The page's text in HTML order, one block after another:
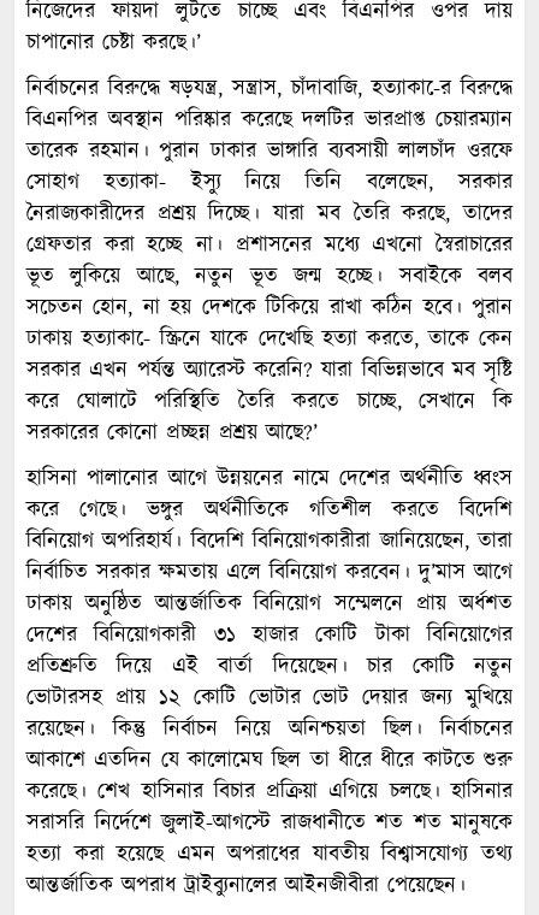
নিজেদের ফায়দা লুটতে চাচ্ছে এবং বিএনপির ওপর দায়
চাপানোর চেষ্টা করছে।’
নির্বাচনের বিরুদ্ধে ষড়যন্ত্র, সন্ত্রাস, চাঁদাবাজি, হত্যাকা-ের বিরুদ্ধে
বিএনপির অবস্থান পরিষ্কার করেছে দলটির ভারপ্রাপ্ত চেয়ারম্যান
তারেক রহমান। পুরান ঢাকার ভাঙ্গারি ব্যবসায়ী লালচাঁদ ওরফে
সোহাগ হত্যাকা- ইস্যু নিয়ে তিনি বলেছেন, সরকার
নৈরাজ্যকারীদের প্রশ্রয় দিচ্ছে। যারা মব তৈরি করছে, তাদের
গ্রেফতার করা হচ্ছে না। প্রশাসনের মধ্যে এখনো স্বৈরাচারের
ভূত লুকিয়ে আছে, নতুন ভূত জন্ম হচ্ছে। সবাইকে বলব
সচেতন হোন, না হয় দেশকে টিকিয়ে রাখা কঠিন হবে। পুরান
ঢাকায় হত্যাকা-ে স্ক্রিনে যাকে দেখেছি হত্যা করতে, তাকে কেন
সরকার এখন পর্যন্ত অ্যারেস্ট করেনি? যারা বিভিন্নভাবে মব সৃষ্টি
করে ঘোলাটে পরিস্থিতি তৈরি করতে চাচ্ছে, সেখানে কি
সরকারের কোনো প্রচ্ছন্ন প্রশ্রয় আছে?’
হাসিনা পালানোর আগে উন্নয়নের নামে দেশের অর্থনীতি ধ্বংস
করে গেছে। ভঙ্গুর অর্থনীতিকে গতিশীল করতে বিদেশি
বিনিয়োগ অপরিহার্য। বিদেশি বিনিয়োগকারীরা জানিয়েছেন, তারা
নির্বাচিত সরকার ক্ষমতায় এলে বিনিয়োগ করবেন। দু’মাস আগে
ঢাকায় অনুষ্ঠিত আন্তর্জাতিক বিনিয়োগ সম্মেলনে প্রায় অর্ধশত
দেশের বিনিয়োগকারী ৩১ হাজার কোটি টাকা বিনিয়োগের
প্রতিশ্রুতি দিয়ে এই বার্তা দিয়েছেন। চার কোটি নতুন
ভোটারসহ প্রায় ১২ কোটি ভোটার ভোট দেয়ার জন্য মুখিয়ে
রয়েছেন। কিন্তু নির্বাচন নিয়ে অনিশ্চয়তা ছিল। নির্বাচনের
আকাশে এতদিন যে কালোমেঘ ছিল তা ধীরে ধীরে কাটতে শুরু
করেছে। শেখ হাসিনার বিচার প্রক্রিয়া এগিয়ে চলছে। হাসিনার
সরাসরি নির্দেশে জুলাই-আগস্টে রাজধানীতে শত শত মানুষকে
হত্যা করা হয়েছে এমন অপরাধের যাবতীয় বিশ্বাসযোগ্য তথ্য
আন্তর্জাতিক অপরাধ ট্রাইব্যুনালের আইনজীবীরা পেয়েছেন।